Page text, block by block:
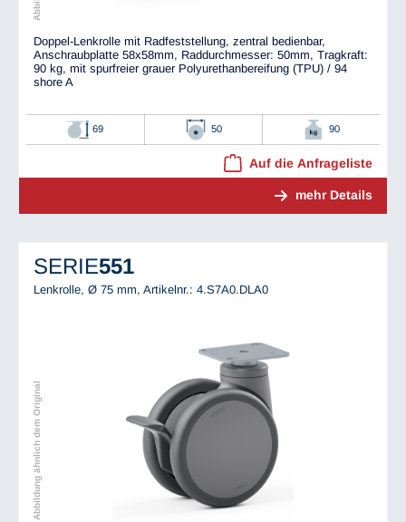
Doppel-Lenkrolle mit Radfeststellung, zentral bedienbar,
Anschraubplatte 58x58mm, Raddurchmesser: 50mm, Tragkraft:
90 kg, mit spurfreier grauer Polyurethanbereifung (TPU) / 94
shore A
69 50 90
Auf die Anfrageliste
mehr Details
SERIE551
Lenkrolle, Ø 75 mm, Artikelnr.: 4.S7A0.DLA0
Abbildung ähnlich dem Original